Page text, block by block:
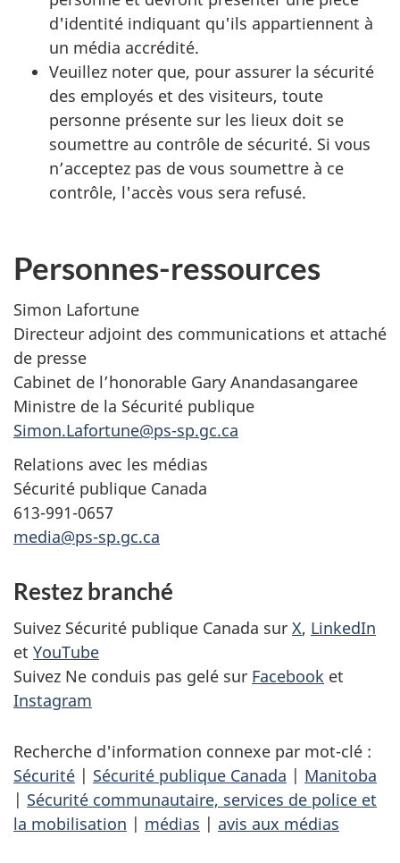
d'identité indiquant qu'ils appartiennent à
un média accrédité.
Veuillez noter que, pour assurer la sécurité
des employés et des visiteurs, toute
personne présente sur les lieux doit se
soumettre au contrôle de sécurité. Si vous
n’acceptez pas de vous soumettre à ce
contrôle, l'accès vous sera refusé.
Personnes-ressources
Simon Lafortune
Directeur adjoint des communications et attaché
de presse
Cabinet de l’honorable Gary Anandasangaree
Ministre de la Sécurité publique
Simon.Lafortune@ps-sp.gc.ca
Relations avec les médias
Sécurité publique Canada
613-991-0657
media@ps-sp.gc.ca
Restez branché
Suivez Sécurité publique Canada sur X, LinkedIn
et YouTube
Suivez Ne conduis pas gelé sur Facebook et
Instagram
Recherche d'information connexe par mot-clé :
Sécurité | Sécurité publique Canada | Manitoba
| Sécurité communautaire, services de police et
la mobilisation | médias | avis aux médias